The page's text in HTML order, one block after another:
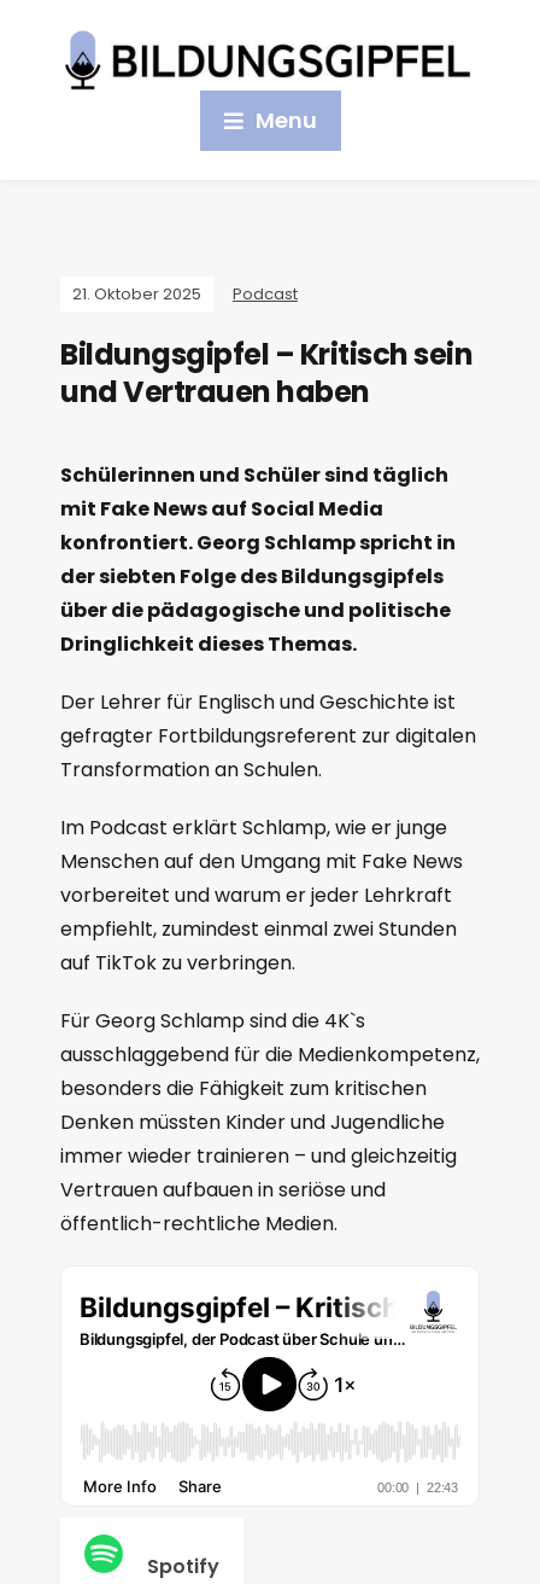
Menu
21. Oktober 2025 Podcast
Bildungsgipfel – Kritisch sein
und Vertrauen haben
Schülerinnen und Schüler sind täglich
mit Fake News auf Social Media
konfrontiert. Georg Schlamp spricht in
der siebten Folge des Bildungsgipfels
über die pädagogische und politische
Dringlichkeit dieses Themas.
Der Lehrer für Englisch und Geschichte ist
gefragter Fortbildungsreferent zur digitalen
Transformation an Schulen.
Im Podcast erklärt Schlamp, wie er junge
Menschen auf den Umgang mit Fake News
vorbereitet und warum er jeder Lehrkraft
empfiehlt, zumindest einmal zwei Stunden
auf TikTok zu verbringen.
Für Georg Schlamp sind die 4K`s
ausschlaggebend für die Medienkompetenz,
besonders die Fähigkeit zum kritischen
Denken müssten Kinder und Jugendliche
immer wieder trainieren – und gleichzeitig
Vertrauen aufbauen in seriöse und
öffentlich-rechtliche Medien.
Spotify